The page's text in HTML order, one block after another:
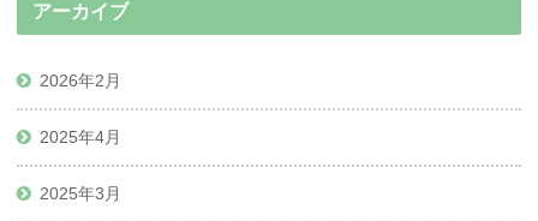
アーカイブ
2026年2月
2025年4月
2025年3月